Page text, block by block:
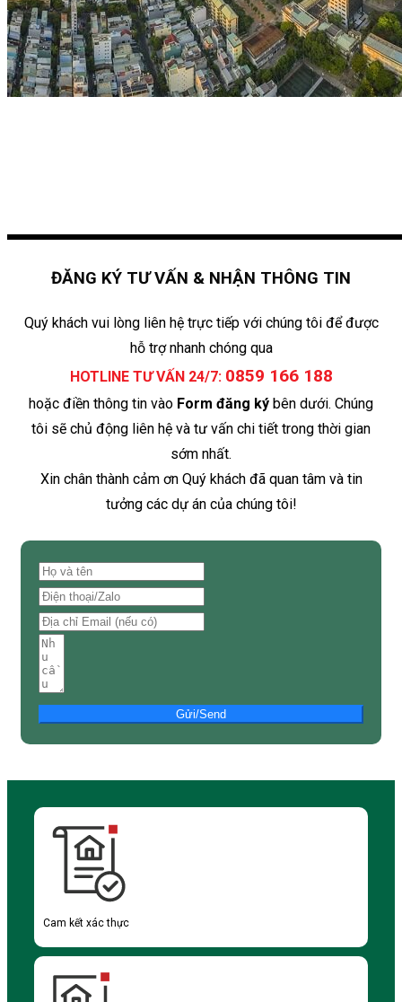
ĐĂNG KÝ TƯ VẤN & NHẬN THÔNG TIN
Quý khách vui lòng liên hệ trực tiếp với chúng tôi để được
hỗ trợ nhanh chóng qua
HOTLINE TƯ VẤN 24/7: 0859 166 188
hoặc điền thông tin vào Form đăng ký bên dưới. Chúng
tôi sẽ chủ động liên hệ và tư vấn chi tiết trong thời gian
sớm nhất.
Xin chân thành cảm ơn Quý khách đã quan tâm và tin
tưởng các dự án của chúng tôi!
Gửi/Send
Cam kết xác thực